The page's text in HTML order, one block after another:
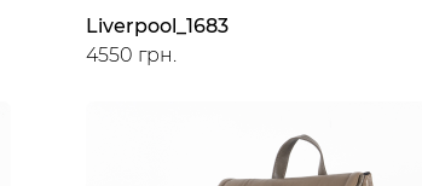
Liverpool_1683
4550 грн.